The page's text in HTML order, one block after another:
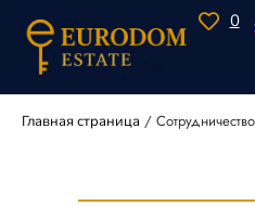
0
Главная страница /